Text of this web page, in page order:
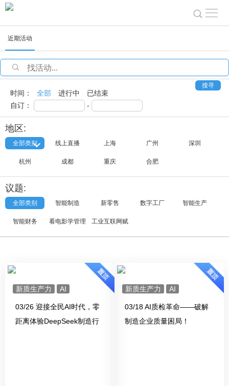
近期活动
时间： 全部 进行中
已结束
自订：
-
全部类别 线上直播 上海 广州 深圳
杭州 成都 重庆 合肥
全部类别 智能制造 新零售 数字工厂 智能生产
智能财务 看电影学管理
工业互联网赋
新质生产力 AI
03/26 迎接全民AI时代，零
距离体验DeepSeek制造行
新质生产力 AI
03/18 AI质检革命——破解
制造企业质量困局！